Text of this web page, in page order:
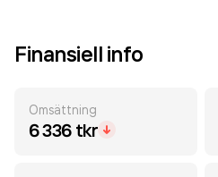
Finansiell info
Omsättning
6 336 tkr